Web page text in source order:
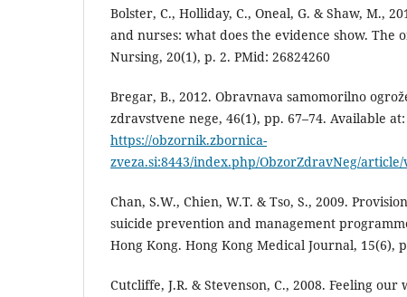
Bolster, C., Holliday, C., Oneal, G. & Shaw, M.,
and nurses: what does the evidence show. The
Nursing, 20(1), p. 2. PMid: 26824260
Bregar, B., 2012. Obravnava samomorilno
zdravstvene nege, 46(1), pp. 67–74. Available at:
https://obzornik.zbornica-
zveza.si:8443/index.php/ObzorZdravNeg/
Chan, S.W., Chien, W.T. & Tso, S., 2009.
suicide prevention and management
Hong Kong. Hong Kong Medical Journal, 15(6),
Cutcliffe, J.R. & Stevenson, C., 2008. Feeling